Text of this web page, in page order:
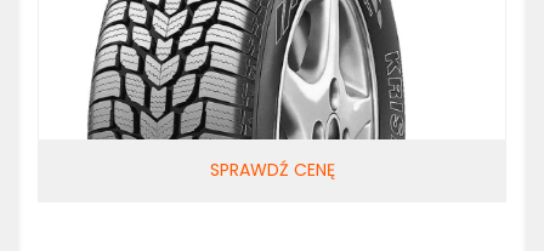
SPRAWDŹ CENĘ